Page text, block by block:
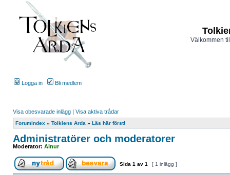
Välkommen
Logga in Bli medlem
Visa obesvarade inlägg | Visa aktiva trådar
Forumindex » Tolkiens Arda » Läs här först!
Administratörer och moderatorer
Moderator: Ainur
Sida 1 av 1 [ 1 inlägg ]